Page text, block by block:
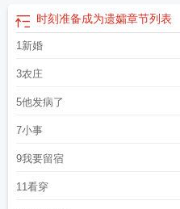
时刻准备成为遗孀章节列表
1新婚
3农庄
5他发病了
7小事
9我要留宿
11看穿